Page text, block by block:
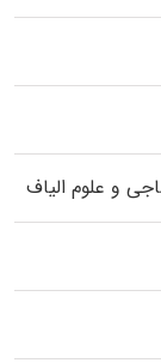
و علوم الیاف